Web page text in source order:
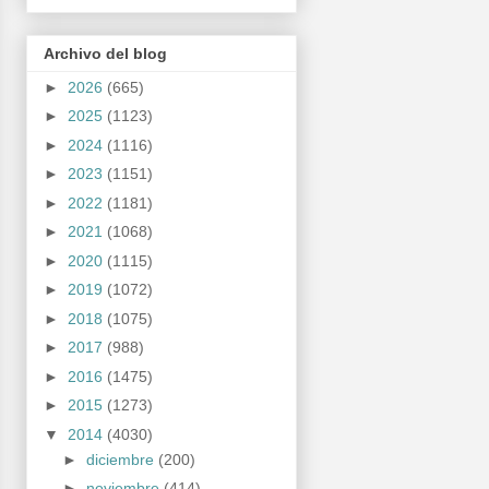
Archivo del blog
► 2026 (665)
► 2025 (1123)
► 2024 (1116)
► 2023 (1151)
► 2022 (1181)
► 2021 (1068)
► 2020 (1115)
► 2019 (1072)
► 2018 (1075)
► 2017 (988)
► 2016 (1475)
► 2015 (1273)
▼ 2014 (4030)
► diciembre (200)